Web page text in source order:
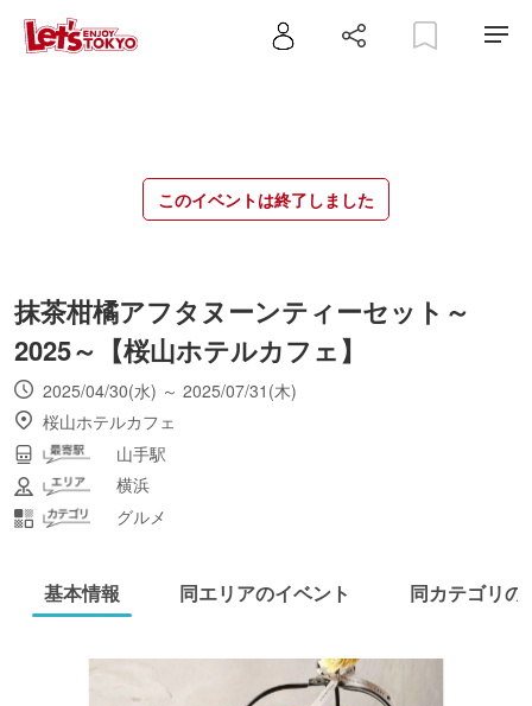
このイベントは終了しました
抹茶柑橘アフタヌーンティーセット～
2025～【桜山ホテルカフェ】
2025/04/30(水) ～ 2025/07/31(木)
桜山ホテルカフェ
山手駅
横浜
グルメ
基本情報 同エリアのイベント 同カテゴリの